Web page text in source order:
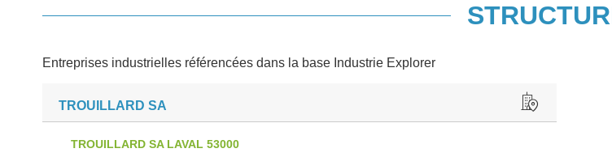
Entreprises industrielles référencées dans la base Industrie Explorer
TROUILLARD SA
TROUILLARD SA LAVAL 53000